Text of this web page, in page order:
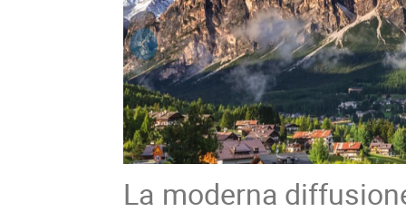
La moderna